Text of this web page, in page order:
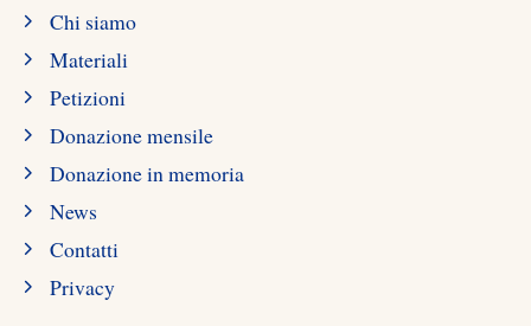
Chi siamo
Materiali
Petizioni
Donazione mensile
Donazione in memoria
News
Contatti
Privacy